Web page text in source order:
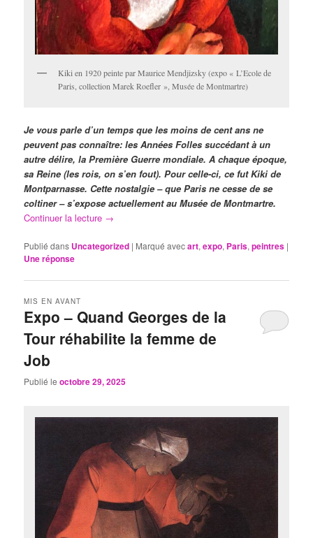
Kiki en 1920 peinte par Maurice Mendjizsky (expo « L’Ecole de
Paris, collection Marek Roefler », Musée de Montmartre)
Je vous parle d’un temps que les moins de cent ans ne
peuvent pas connaître: les Années Folles succédant à un
autre délire, la Première Guerre mondiale. A chaque époque,
sa Reine (les rois, on s’en fout). Pour celle-ci, ce fut Kiki de
Montparnasse. Cette nostalgie – que Paris ne cesse de se
coltiner – s’expose actuellement au Musée de Montmartre.
Continuer la lecture →
Publié dans Uncategorized | Marqué avecart,expo, Paris,peintres |
Uneréponse
Expo – Quand Georges de la
Tour réhabilite la femme de
Job
MIS EN AVANT
Publié leoctobre 29, 2025